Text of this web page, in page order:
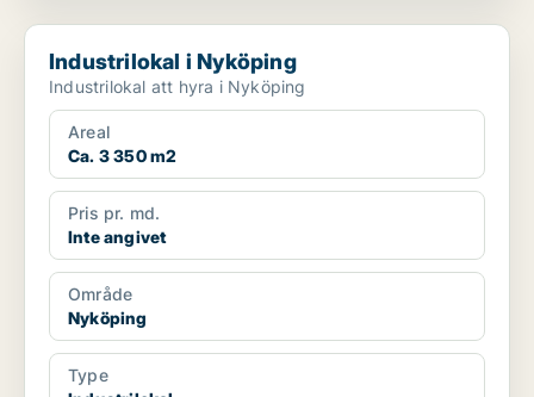
Industrilokal i Nyköping
Industrilokal i Nyköping
Industrilokal att hyra i Nyköping
Areal
Ca. 3 350 m2
Pris pr. md.
Inte angivet
Område
Nyköping
Type